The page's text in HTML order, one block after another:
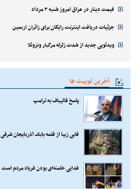
قیمت دینار در عراق امروز شنبه ۳ مرداد
جزئیات دریافت اینترنت رایگان برای زائران اربعین
ویدئویی جدید از شدت زلزله مرگبار ونزوئلا
آخرین توییت ها
پاسخ قالیباف به ترامپ
قابی زیبا از قلعه بابک آذربایجان شرقی
فدایی خامنه‌ای بودن فریاد مردم است